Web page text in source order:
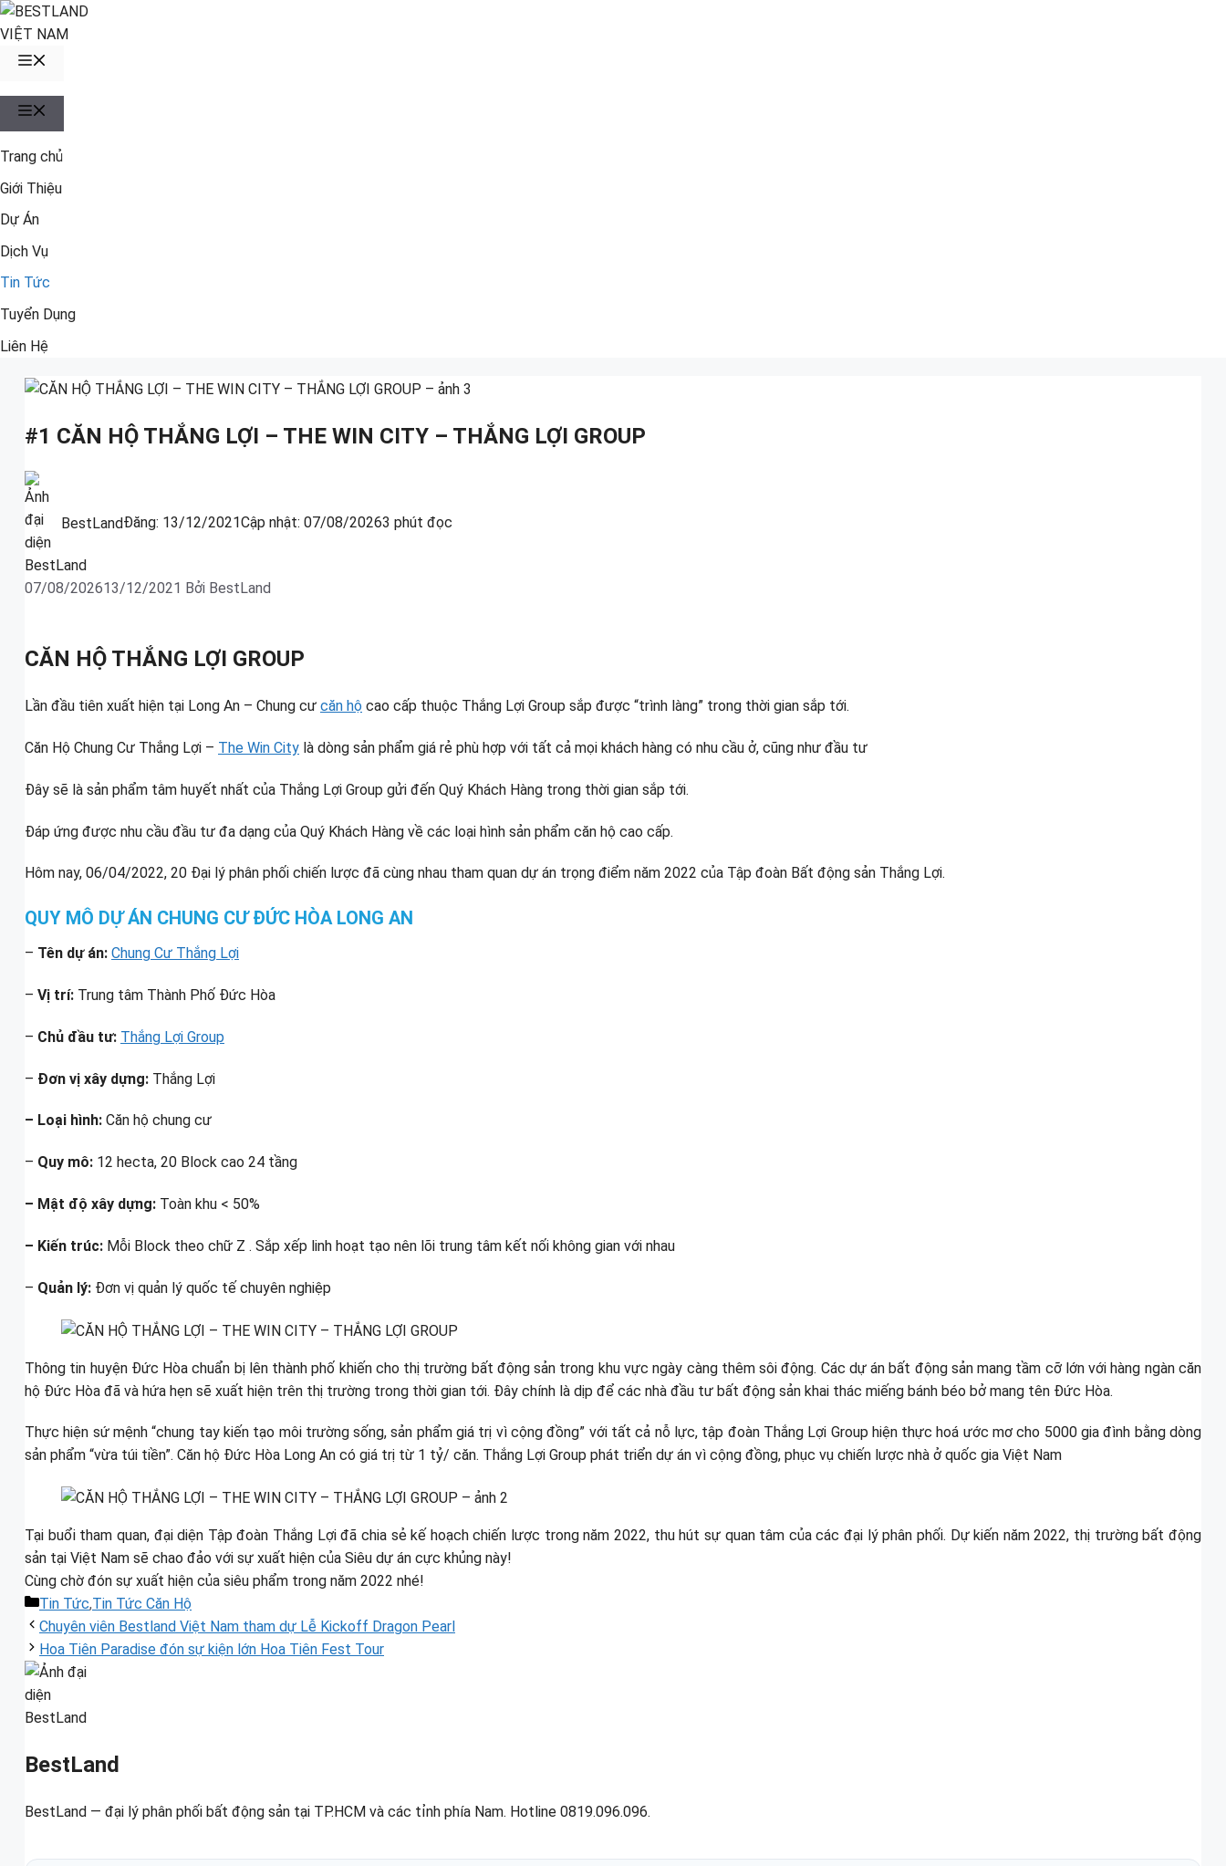
Chuyển
đến
Trang chủ
Giới Thiệu
Dự Án
Dịch Vụ
Tin Tức
Tuyển Dụng
Liên Hệ
#1 CĂN HỘ THẮNG LỢI – THE WIN CITY – THẮNG LỢI GROUP
BestLandĐăng: 13/12/2021Cập nhật: 07/08/20263 phút đọc
07/08/202613/12/2021 Bởi BestLand
CĂN HỘ THẮNG LỢI GROUP
Lần đầu tiên xuất hiện tại Long An – Chung cư căn hộ cao cấp thuộc Thắng Lợi Group sắp được “trình làng” trong thời gian sắp tới.
Căn Hộ Chung Cư Thắng Lợi – The Win City là dòng sản phẩm giá rẻ phù hợp với tất cả mọi khách hàng có nhu cầu ở, cũng như đầu tư
Đây sẽ là sản phẩm tâm huyết nhất của Thắng Lợi Group gửi đến Quý Khách Hàng trong thời gian sắp tới.
Đáp ứng được nhu cầu đầu tư đa dạng của Quý Khách Hàng về các loại hình sản phẩm căn hộ cao cấp.
Hôm nay, 06/04/2022, 20 Đại lý phân phối chiến lược đã cùng nhau tham quan dự án trọng điểm năm 2022 của Tập đoàn Bất động sản Thắng Lợi.
QUY MÔ DỰ ÁN CHUNG CƯ ĐỨC HÒA LONG AN
– Tên dự án: Chung Cư Thắng Lợi
– Vị trí: Trung tâm Thành Phố Đức Hòa
– Chủ đầu tư: Thắng Lợi Group
– Đơn vị xây dựng: Thắng Lợi
– Loại hình: Căn hộ chung cư
– Quy mô: 12 hecta, 20 Block cao 24 tầng
– Mật độ xây dựng: Toàn khu < 50%
– Kiến trúc: Mỗi Block theo chữ Z . Sắp xếp linh hoạt tạo nên lõi trung tâm kết nối không gian với nhau
– Quản lý: Đơn vị quản lý quốc tế chuyên nghiệp
Thông tin huyện Đức Hòa chuẩn bị lên thành phố khiến cho thị trường bất động sản trong khu vực ngày càng thêm sôi động. Các dự án bất động sản mang tầm cỡ lớn với hàng ngàn căn
hộ Đức Hòa đã và hứa hẹn sẽ xuất hiện trên thị trường trong thời gian tới. Đây chính là dịp để các nhà đầu tư bất động sản khai thác miếng bánh béo bở mang tên Đức Hòa.
Thực hiện sứ mệnh “chung tay kiến tạo môi trường sống, sản phẩm giá trị vì cộng đồng” với tất cả nỗ lực, tập đoàn Thắng Lợi Group hiện thực hoá ước mơ cho 5000 gia đình bằng dòng
sản phẩm “vừa túi tiền”. Căn hộ Đức Hòa Long An có giá trị từ 1 tỷ/ căn. Thắng Lợi Group phát triển dự án vì cộng đồng, phục vụ chiến lược nhà ở quốc gia Việt Nam
Tại buổi tham quan, đại diện Tập đoàn Thắng Lợi đã chia sẻ kế hoạch chiến lược trong năm 2022, thu hút sự quan tâm của các đại lý phân phối. Dự kiến năm 2022, thị trường bất động
sản tại Việt Nam sẽ chao đảo với sự xuất hiện của Siêu dự án cực khủng này!
Cùng chờ đón sự xuất hiện của siêu phẩm trong năm 2022 nhé!
Danh
mục
Tin Tức,Tin Tức Căn Hộ
Chuyên viên Bestland Việt Nam tham dự Lễ Kickoff Dragon Pearl
Hoa Tiên Paradise đón sự kiện lớn Hoa Tiên Fest Tour
BestLand
BestLand — đại lý phân phối bất động sản tại TP.HCM và các tỉnh phía Nam. Hotline 0819.096.096.